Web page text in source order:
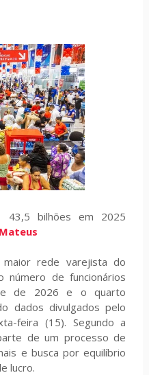
43,5 bilhões em 2025
rede varejista do
número de funcionários
de 2026 e o quarto
dados divulgados pelo
feira (15). Segundo a
de um processo de
e busca por equilíbrio
lucro.